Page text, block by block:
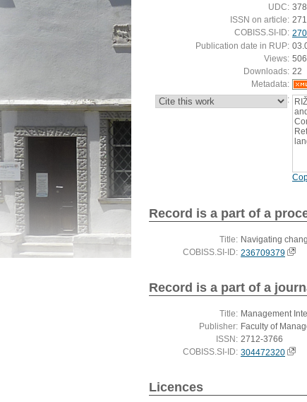
UDC: 378
ISSN on article:
COBISS.SI-ID:
Publication date in RUP:
Views: 506
Downloads: 22
Metadata:
:
Record is a part of a
Title: Navigating
COBISS.SI-ID: 236709379
Record is a part of a
Title: Management
Publisher: Faculty of
ISSN: 2712-3766
COBISS.SI-ID: 304472320
Licences